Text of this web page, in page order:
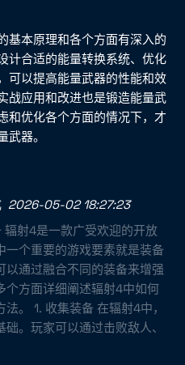
基本原理和各个方面有深入的
计合适的能量转换系统、优化
可以提高能量武器的性能和效
战应用和改进也是锻造能量武
和优化各个方面的情况下，才
器。
2026-05-02 18:27:23
射4是一款广受欢迎的开放
一个重要的游戏要素就是装备
以通过融合不同的装备来增强
个方面详细阐述辐射4中如何
。 1. 收集装备 在辐射4中，
。玩家可以通过击败敌人、